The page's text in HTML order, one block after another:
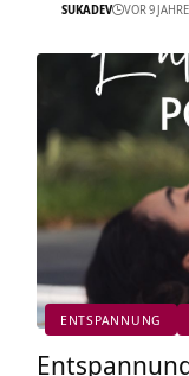
SUKADEV VOR 9
ENTSPANNUNG